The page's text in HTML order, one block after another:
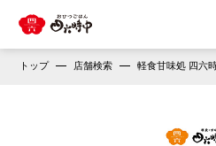
トップ 店舗検索 軽食甘味処 四六